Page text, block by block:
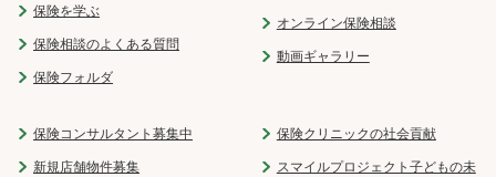
保険を学ぶ
保険相談のよくある質問
保険フォルダ
オンライン保険相談
動画ギャラリー
保険コンサルタント募集中
新規店舗物件募集
保険クリニックの社会貢献
スマイルプロジェクト子どもの未